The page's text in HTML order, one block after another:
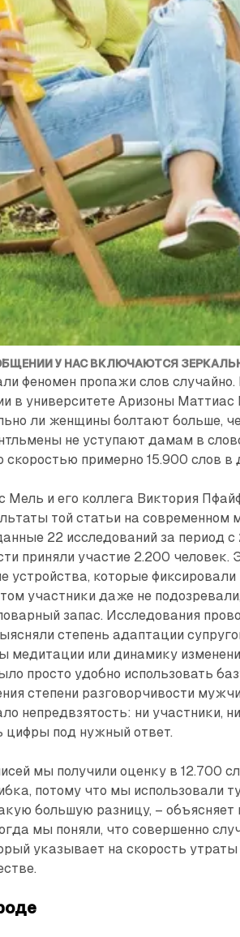
У НАС ВКЛЮЧАЮТСЯ
феномен пропажи слов
в университете Аризоны
ли женщины болтают больше,
не уступают дамам в
скоростью примерно 15.900 слов в
Мель и его коллега Виктория
той статьи на современном
22 исследований за период с
приняли участие 2.200 человек.
которые фиксировали
участники даже не
запас. Исследования
степень адаптации
медитации или динамику
просто удобно использовать
степени разговорчивости
непредвзятость: ни участники,
цифры под нужный ответ.
мы получили оценку в 12.700
потому что мы использовали
большую разницу, –
мы поняли, что совершенно
указывает на скорость